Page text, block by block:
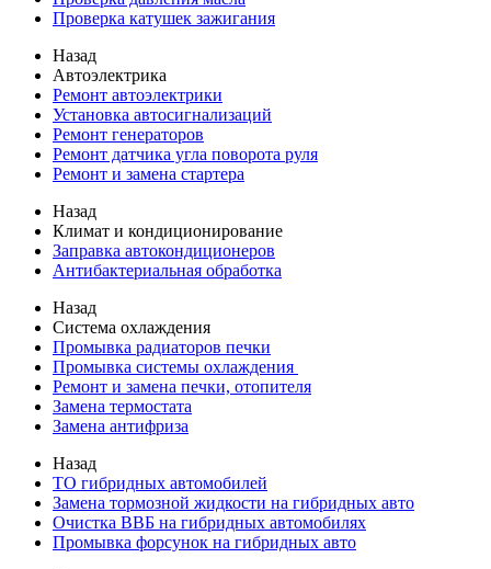
Проверка катушек зажигания
Назад
Автоэлектрика
Ремонт автоэлектрики
Установка автосигнализаций
Ремонт генераторов
Ремонт датчика угла поворота руля
Ремонт и замена стартера
Назад
Климат и кондиционирование
Заправка автокондиционеров
Антибактериальная обработка
Назад
Система охлаждения
Промывка радиаторов печки
Промывка системы охлаждения
Ремонт и замена печки, отопителя
Замена термостата
Замена антифриза
Назад
ТО гибридных автомобилей
Замена тормозной жидкости на гибридных авто
Очистка ВВБ на гибридных автомобилях
Промывка форсунок на гибридных авто